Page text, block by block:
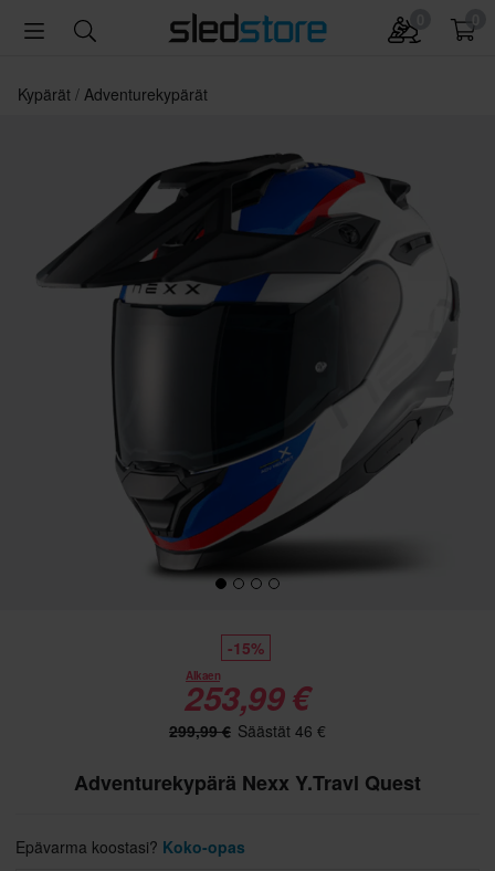
Kypärät Adventurekypärät
-15%
Alkaen
253,99 €
299,99 € Säästät 46 €
Adventurekypärä Nexx Y.Travl Quest
Epävarma koostasi? Koko-opas